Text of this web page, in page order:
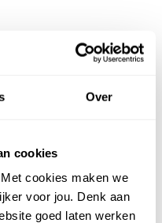
Over
cookies
cookies maken we
voor jou. Denk aan
goed laten werken